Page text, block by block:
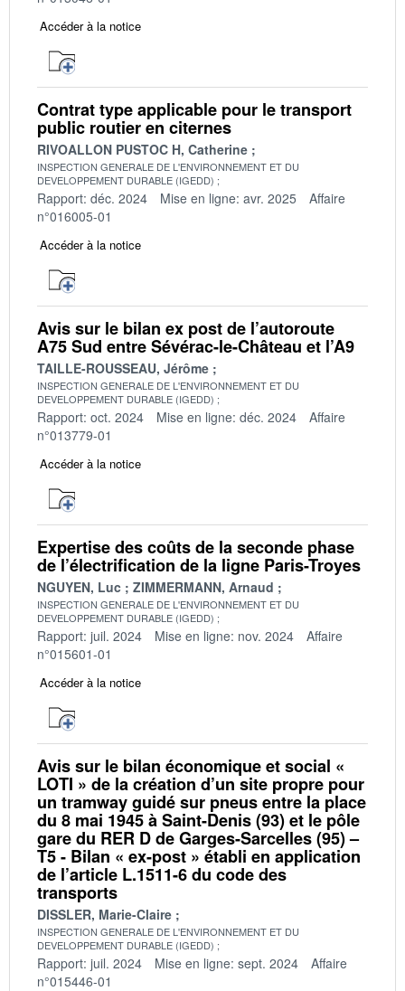
Accéder à la notice
Contrat type applicable pour le transport
public routier en citernes
RIVOALLON PUSTOC H, Catherine
INSPECTION GENERALE DE L'ENVIRONNEMENT ET DU
DEVELOPPEMENT DURABLE (IGEDD)
Rapport: déc. 2024 Mise en ligne: avr. 2025
Affaire
n°016005-01
Accéder à la notice
Avis sur le bilan ex post de l’autoroute
A75 Sud entre Sévérac-le-Château et l’A9
TAILLE-ROUSSEAU, Jérôme
INSPECTION GENERALE DE L'ENVIRONNEMENT ET DU
DEVELOPPEMENT DURABLE (IGEDD)
Rapport: oct. 2024 Mise en ligne: déc. 2024
Affaire
n°013779-01
Accéder à la notice
Expertise des coûts de la seconde phase
de l’électrification de la ligne Paris-Troyes
NGUYEN, Luc ZIMMERMANN, Arnaud
INSPECTION GENERALE DE L'ENVIRONNEMENT ET DU
DEVELOPPEMENT DURABLE (IGEDD)
Rapport: juil. 2024 Mise en ligne: nov. 2024
Affaire
n°015601-01
Accéder à la notice
Avis sur le bilan économique et social «
LOTI » de la création d’un site propre pour
un tramway guidé sur pneus entre la place
du 8 mai 1945 à Saint-Denis (93) et le pôle
gare du RER D de Garges-Sarcelles (95) –
T5 - Bilan « ex-post » établi en application
de l’article L.1511-6 du code des
transports
DISSLER, Marie-Claire
INSPECTION GENERALE DE L'ENVIRONNEMENT ET DU
DEVELOPPEMENT DURABLE (IGEDD)
Rapport: juil. 2024 Mise en ligne: sept. 2024
Affaire
n°015446-01